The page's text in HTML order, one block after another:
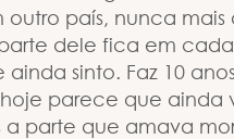
outro país, nunca
dele fica em cada
sinto. Faz 10
parece que ainda
a parte que amava